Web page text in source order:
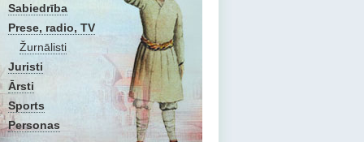
Sabiedrība
Prese, radio, TV
Žurnālisti
Juristi
Ārsti
Sports
Personas